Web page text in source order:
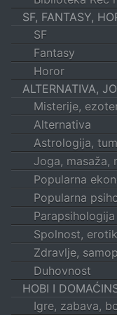
SF, FANTASY,
SF
Fantasy
Horor
ALTERNATIVA,
Misterije,
Alternativa
Astrologija,
Joga, masaža,
Popularna
Popularna
Parapsihologija
Spolnost,
Zdravlje,
Duhovnost
HOBI I
Igre, zabava,